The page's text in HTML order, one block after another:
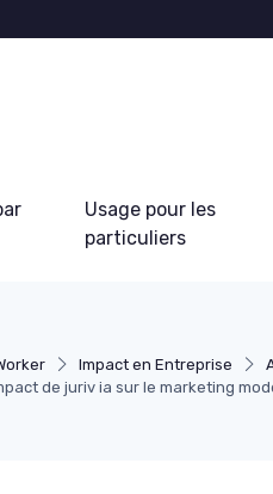
Usage pour les
particuliers
Impact en Entreprise
de juriv ia sur le marketing